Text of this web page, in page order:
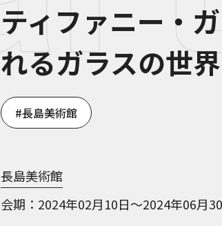
ティファニー・
れるガラスの世界
長島美術館
長島美術館
会期
2024年02月10日～2024年06月